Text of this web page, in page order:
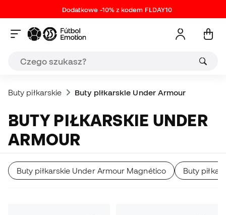
Dodatkowe -10% z kodem FLDAY10
Buty piłkarskie Buty piłkarskie Under Armour
BUTY PIŁKARSKIE UNDER
ARMOUR
Buty piłkarskie Under Armour Magnético Buty